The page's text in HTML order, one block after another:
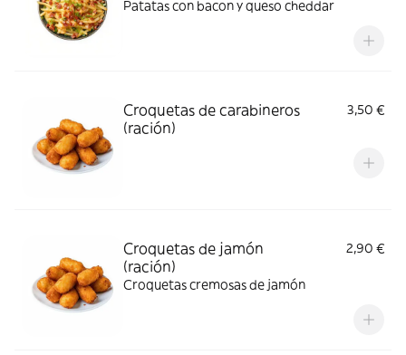
Patatas con bacon y queso cheddar
Croquetas de carabineros
(ración)
3,50 €
Croquetas de jamón
(ración)
2,90 €
Croquetas cremosas de jamón